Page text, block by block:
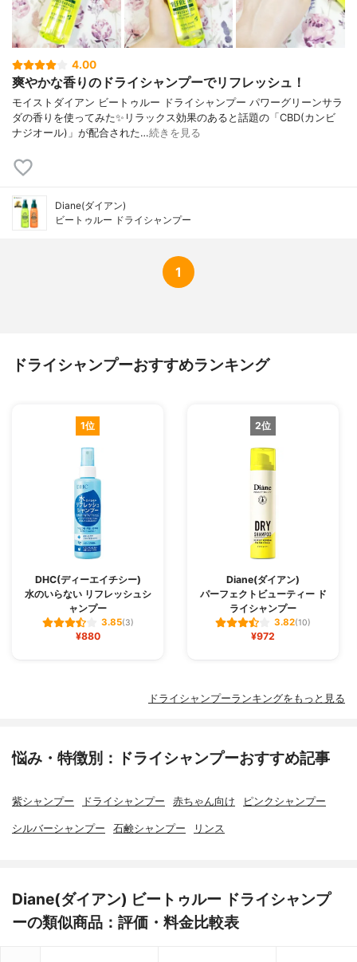
4.00
爽やかな香りのドライシャンプーでリフレッシュ！
モイストダイアン ビートゥルー ドライシャンプー パワーグリーンサラ
ダの香りを使ってみた✨リラックス効果のあると話題の「CBD(カンビ
ナジオール)」が配合された…続きを見る
Diane(ダイアン)
ビートゥルー ドライシャンプー
1
ドライシャンプーおすすめランキング
1位
DHC(ディーエイチシー)
水のいらない リフレッシュシ
ャンプー
3.85(3)
¥880
2位
Diane(ダイアン)
パーフェクトビューティー ド
ライシャンプー
3.82(10)
¥972
ドライシャンプーランキングをもっと見る
悩み・特徴別：ドライシャンプーおすすめ記事
紫シャンプー ドライシャンプー 赤ちゃん向け ピンクシャンプー
シルバーシャンプー 石鹸シャンプー リンス
Diane(ダイアン) ビートゥルー ドライシャンプ
ーの類似商品：評価・料金比較表